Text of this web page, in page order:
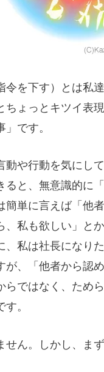
令を下す）とは私
ちょっとキツイ表
です。
動や行動を気にし
と、無意識的に
簡単に言えば「他
、私も欲しい」とか
、私は社長になり
が、「他者から認
ではなく、ため
。
ん。しかし、ま